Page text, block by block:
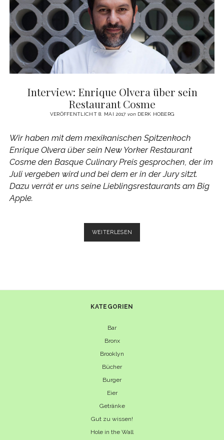
RESTAURANTS
DABEI
Interview: Enrique Olvera über sein
Restaurant Cosme
VERÖFFENTLICHT 8. MAI 2017 von DERK HOBERG
Wir haben mit dem mexikanischen Spitzenkoch
Enrique Olvera über sein New Yorker Restaurant
Cosme den Basque Culinary Preis gesprochen, der im
Juli vergeben wird und bei dem er in der Jury sitzt.
Dazu verrät er uns seine Lieblingsrestaurants am Big
Apple.
WEITERLESEN
ENRIQUE
KATEGORIEN
Bar
Bronx
Brooklyn
Bücher
Burger
Eier
Getränke
Gut zu wissen!
Hole in the Wall